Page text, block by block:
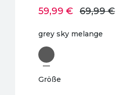
59,99 € 69,99 €
grey sky melange
Größe